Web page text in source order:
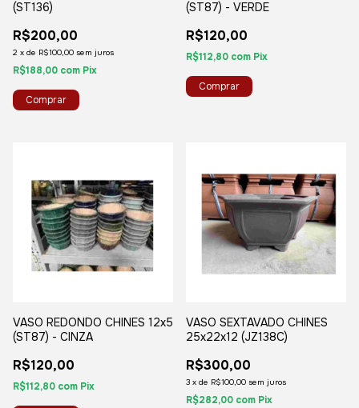
(ST136)
R$200,00
2 x de R$100,00 sem juros
R$188,00 com Pix
(ST87) - VERDE
R$120,00
R$112,80 com Pix
VASO REDONDO CHINES 12x5
(ST87) - CINZA
R$120,00
R$112,80 com Pix
VASO SEXTAVADO CHINES
25x22x12 (JZ138C)
R$300,00
3 x de R$100,00 sem juros
R$282,00 com Pix